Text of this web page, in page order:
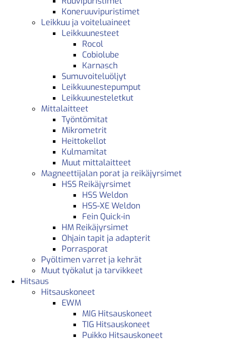
Koneruuvipuristimet
Leikkuu ja voiteluaineet
Leikkuunesteet
Rocol
Cobiolube
Karnasch
Sumuvoiteluöljyt
Leikkuunestepumput
Leikkuunesteletkut
Mittalaitteet
Työntömitat
Mikrometrit
Heittokellot
Kulmamitat
Muut mittalaitteet
Magneettijalan porat ja reikäjyrsimet
HSS Reikäjyrsimet
HSS Weldon
HSS-XE Weldon
Fein Quick-in
HM Reikäjyrsimet
Ohjain tapit ja adapterit
Porrasporat
Pyöltimen varret ja kehrät
Muut työkalut ja tarvikkeet
Hitsaus
Hitsauskoneet
EWM
MIG Hitsauskoneet
TIG Hitsauskoneet
Puikko Hitsauskoneet